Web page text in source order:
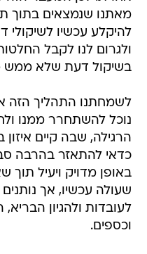
מאתנו שנמצאים בתוך
להיקלע עכשיו לשיקולי
ולגרום לנו לקבל
בשיקול דעת שלא ממש
לשמחתנו התהליך הזה
נוכל להשתחרר ממנו
הרגילה, שבה קיים איזון
כדאי להתאזר בהרבה
באופן מדויק ויעיל
שעולה עכשיו, אך
לעובדות ולהגיון
וכספים.